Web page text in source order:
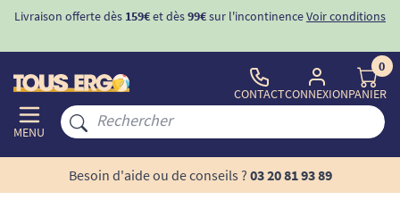
Livraison offerte dès 159€et dès99€sur l'incontinenceVoir conditions
MENU
CONTACTCONNEXION
0
PANIER
Besoin d'aide ou de conseils ? 03 20 81 93 89